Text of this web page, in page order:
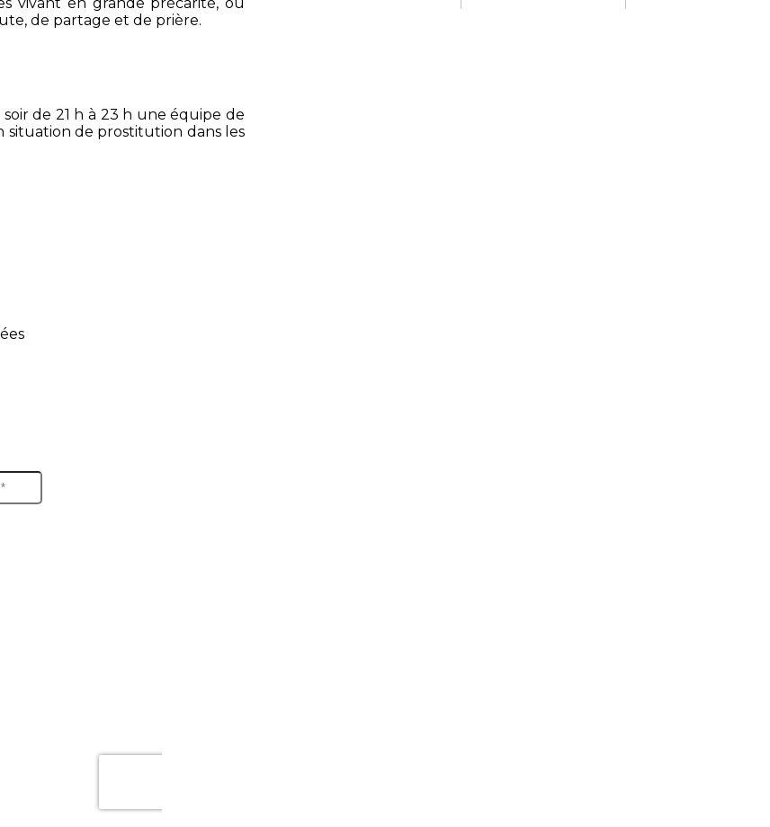
de partage et de prière.
de 21 h à 23 h une équipe de
situation de prostitution dans les
rejoindre nos équipes :